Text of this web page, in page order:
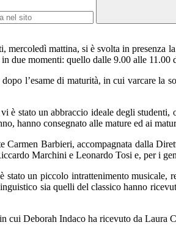
mercoledì mattina, si è svolta in
due momenti: quello dalle 9.00 alle
l’esame di maturità, in cui varcare
è stato un abbraccio ideale degli
hanno consegnato alle mature ed ai
Carmen Barbieri, accompagnata dalla
Marchini e Leonardo Tosi e, per i
un piccolo intrattenimento musicale,
sia quelli del classico hanno
cui Deborah Indaco ha ricevuto da